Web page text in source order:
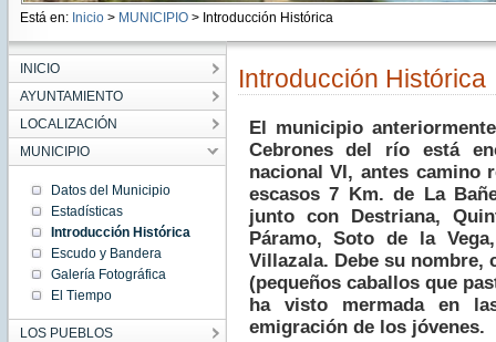
Está en: Inicio > MUNICIPIO> Introducción Histórica
INICIO
AYUNTAMIENTO
LOCALIZACIÓN
MUNICIPIO
Datos del Municipio
Estadísticas
Introducción Histórica
Escudo y Bandera
Galería Fotográfica
El Tiempo
LOS PUEBLOS
Introducción Histórica
El municipio
Cebrones del río está
nacional VI, antes camino
escasos 7 Km. de La
junto con Destriana,
Páramo, Soto de la
Villazala. Debe su nombre,
(pequeños caballos que
ha visto mermada en
emigración de los jóvenes.